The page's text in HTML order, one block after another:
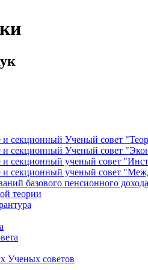
и секционный Ученый совет
и секционный Ученый совет
и секционный ученый совет
и секционный ученый совет
базового пенсионного дохода
теории
Ученых советов